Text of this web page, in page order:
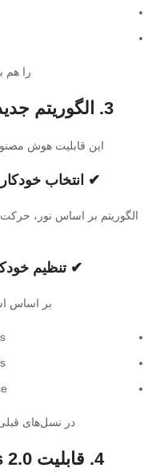
را هم
3. الگوریتم جدید Auto Composition
این قابلیت هوش
✔ انتخاب خودکار
الگوریتم بر اساس نور،
✔ تنظیم
بر اساس
در نسل‌های
4. قابلیت Smart Flight Paths 2.0